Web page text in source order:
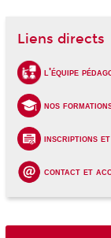
Liens directs
l'équipe
nos
inscriptions
contact et